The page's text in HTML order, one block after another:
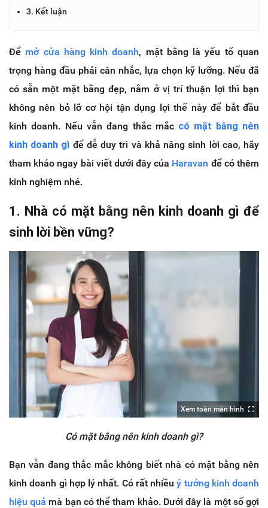
3. Kết luận
Để mở cửa hàng kinh doanh, mặt bằng là yếu tố quan
trọng hàng đầu phải cân nhắc, lựa chọn kỹ lưỡng. Nếu đã
có sẵn một mặt bằng đẹp, nằm ở vị trí thuận lợi thì bạn
không nên bỏ lỡ cơ hội tận dụng lợi thế này để bắt đầu
kinh doanh. Nếu vẫn đang thắc mắc có mặt bằng nên
kinh doanh gì để dễ duy trì và khả năng sinh lời cao, hãy
tham khảo ngay bài viết dưới đây của Haravan để có thêm
kinh nghiệm nhé.
1. Nhà có mặt bằng nên kinh doanh gì để
sinh lời bền vững?
Xem toàn màn hình
Có mặt bằng nên kinh doanh gì?
Bạn vẫn đang thắc mắc không biết nhà có mặt bằng nên
kinh doanh gì hợp lý nhất. Có rất nhiềuý tưởng kinh doanh
hiệu quả mà bạn có thể tham khảo. Dưới đây là một số gợi